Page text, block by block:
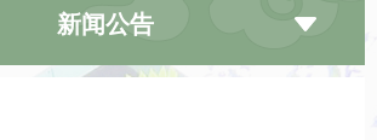
新闻公告